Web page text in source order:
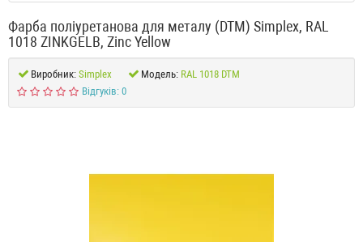
Фарба поліуретанова для металу (DTM) Simplex, RAL
1018 ZINKGELB, Zinc Yellow
Виробник: Simplex Модель: RAL 1018 DTM
Відгуків: 0